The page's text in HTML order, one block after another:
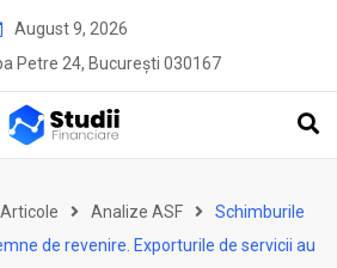
August 9, 2026
Petre 24, București 030167
Articole Analize ASF
Schimburile
de revenire. Exporturile de servicii au